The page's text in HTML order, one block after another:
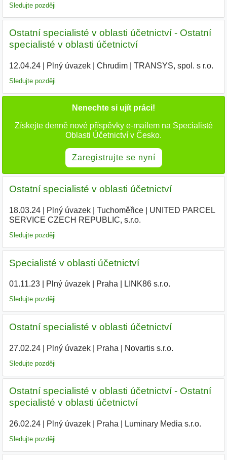
Sledujte později
Ostatní specialisté v oblasti účetnictví - Ostatní
specialisté v oblasti účetnictví
12.04.24| Plný úvazek| Chrudim| TRANSYS, spol. s r.o.
Sledujte později
Nenechte si ujít práci!
Získejte denně nové příspěvky e-mailem na Specialisté
Oblasti Účetnictví v Česko.
Zaregistrujte se nyní
Ostatní specialisté v oblasti účetnictví
18.03.24| Plný úvazek| Tuchoměřice|
UNITED PARCEL
SERVICE CZECH REPUBLIC, s.r.o.
Sledujte později
Specialisté v oblasti účetnictví
01.11.23| Plný úvazek| Praha LINK86 s.r.o.
Sledujte později
Ostatní specialisté v oblasti účetnictví
27.02.24| Plný úvazek| Praha Novartis s.r.o.
Sledujte později
Ostatní specialisté v oblasti účetnictví - Ostatní
specialisté v oblasti účetnictví
26.02.24| Plný úvazek| Praha Luminary Media s.r.o.
Sledujte později